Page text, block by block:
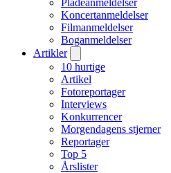
Pladeanmeldelser
Koncertanmeldelser
Filmanmeldelser
Boganmeldelser
Artikler
10 hurtige
Artikel
Fotoreportager
Interviews
Konkurrencer
Morgendagens stjerner
Reportager
Top 5
Årslister